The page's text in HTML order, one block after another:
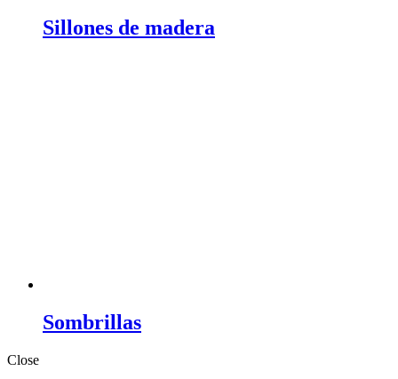
Sillones de madera
Sombrillas
Close